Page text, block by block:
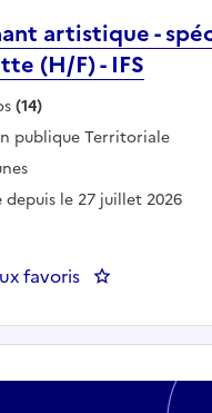
artistique -
(H/F) - IFS
:
(14)
publique :
publique Territoriale
:
depuis le 27 juillet 2026
favoris : Enseignant